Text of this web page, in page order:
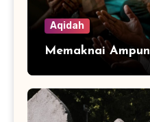
Aqidah
Memaknai